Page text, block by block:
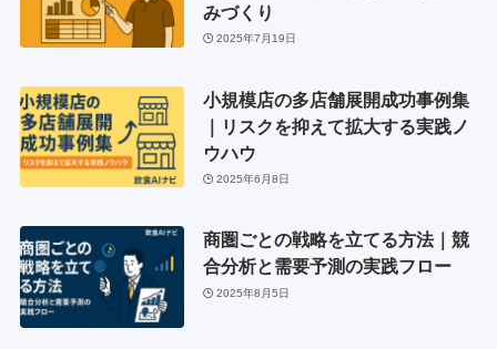
みづくり
2025年7月19日
小規模店の多店舗展開成功事例集
｜リスクを抑えて拡大する実践ノ
ウハウ
2025年6月8日
商圏ごとの戦略を立てる方法｜競
合分析と需要予測の実践フロー
2025年8月5日